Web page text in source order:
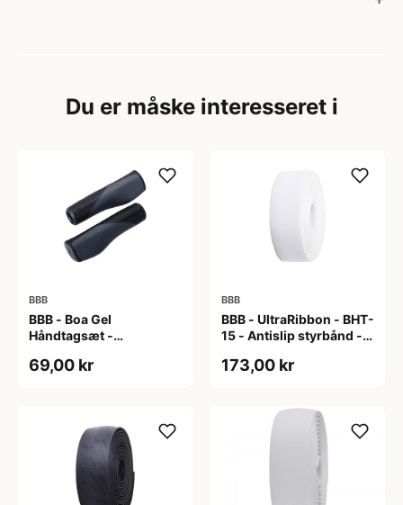
Du er måske interesseret i
BBB
BBB - Boa Gel
Håndtagsæt -
69,00 kr
BBB
BBB - UltraRibbon - BHT-
15 - Antislip styrbånd -
173,00 kr